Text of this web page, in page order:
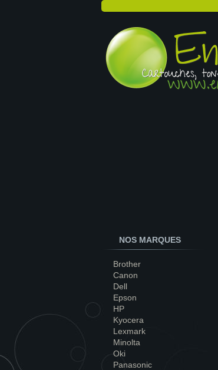
NOS MARQUES
Brother
Canon
Dell
Epson
HP
Kyocera
Lexmark
Minolta
Oki
Panasonic